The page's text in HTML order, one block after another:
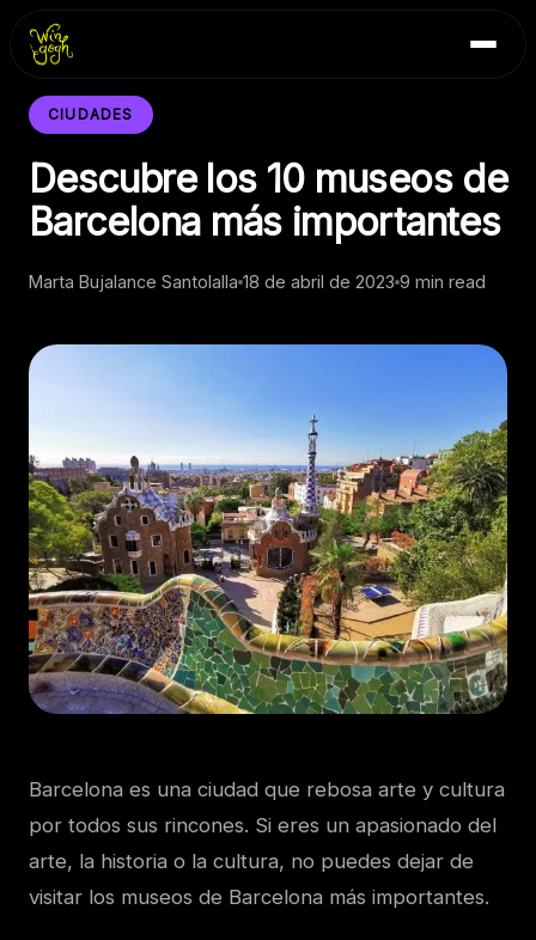
Inicio
Blog
Contacto
CIUDADES
Descubre los 10 museos de
Barcelona más importantes
Marta Bujalance Santolalla 18 de abril de 2023 9 min read
Barcelona es una ciudad que rebosa arte y cultura
por todos sus rincones. Si eres un apasionado del
arte, la historia o la cultura, no puedes dejar de
visitar los museos de Barcelona más importantes.